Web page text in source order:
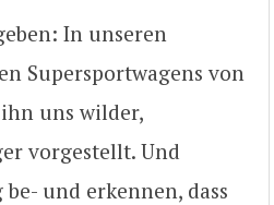
In unseren
Supersportwagens von
uns wilder,
vorgestellt. Und
und erkennen, dass